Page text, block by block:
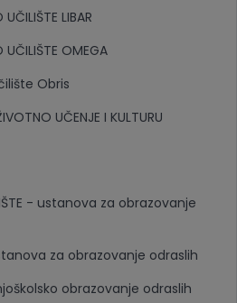
LIBAR
UČILIŠTE OMEGA
Obris
UČENJE I KULTURU
- ustanova za obrazovanje
za obrazovanje odraslih
obrazovanje odraslih